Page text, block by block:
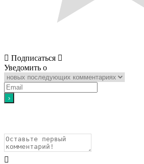
Подписаться
Уведомить о